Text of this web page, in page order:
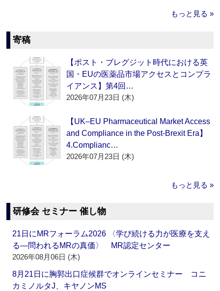
もっと見る »
寄稿
【ポスト・ブレグジット時代における英
国・EUの医薬品市場アクセスとコンプラ
イアンス】第4回…
2026年07月23日 (木)
【UK–EU Pharmaceutical Market Access
and Compliance in the Post-Brexit Era】
4.Complianc…
2026年07月23日 (木)
もっと見る »
研修会 セミナー 催し物
21日にMRフォーラム2026 〈学び続ける力が医療を支え
る―問われるMRの真価〉 MR認定センター
2026年08月06日 (木)
8月21日に胸郭出口症候群でオンラインセミナー コニ
カミノルタJ、キヤノンMS